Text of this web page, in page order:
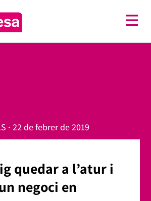
· 22 de febrer de 2019
quedar a l’atur i
negoci en